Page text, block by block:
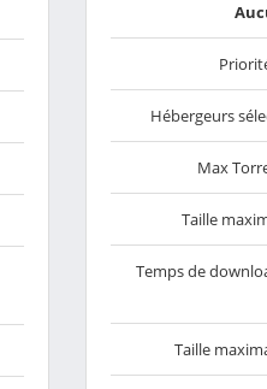
Hébergeurs
Max
Taille
Temps de
Taille